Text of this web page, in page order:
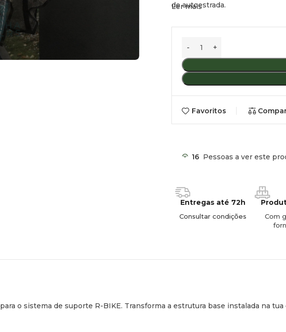
de autoestrada.
Acabamento:Disponível em
Especificações
Aplicação Pranchas
Segurança Fixação
Ler mais
Favoritos
16 Pessoas a ver este
Entregas até 72h
Consultar condições
Com
o sistema de suporte R-BIKE. Transforma a estrutura base instalada na